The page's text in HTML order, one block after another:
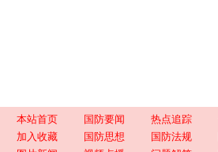
本站首页 国防要闻 热点追踪
加入收藏
国防思想 国防法规